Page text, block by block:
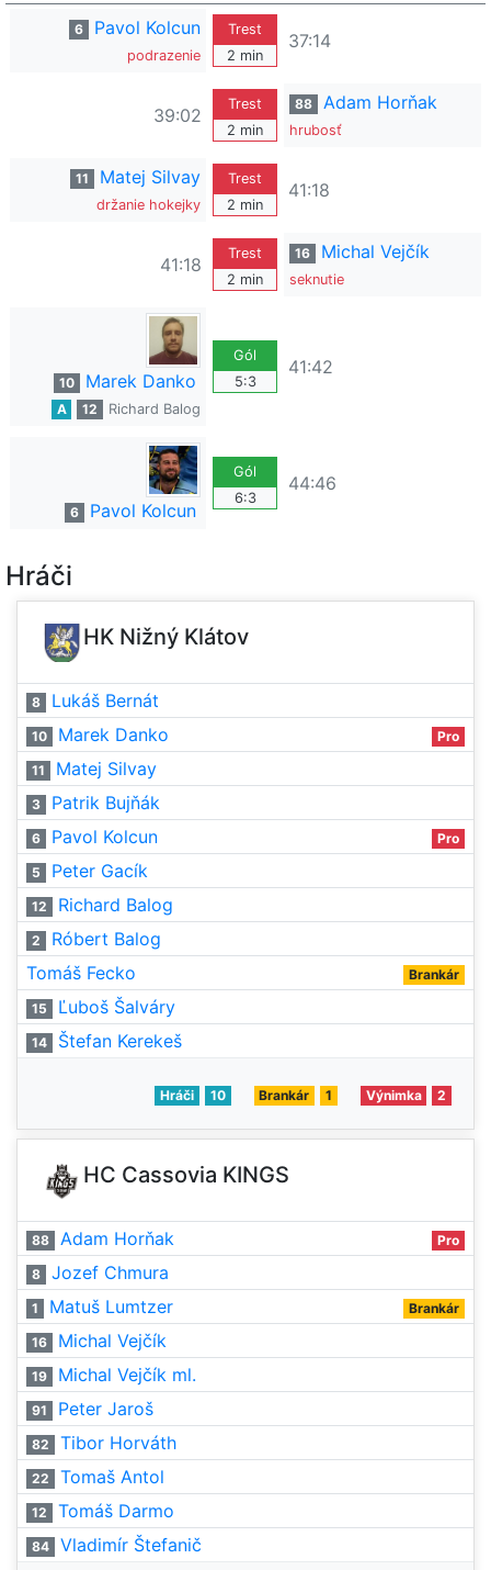
6 Pavol Kolcun
podrazenie
Trest
2 min
37:14
39:02
Trest
2 min
88 Adam Horňak
hrubosť
11 Matej Silvay
držanie hokejky
Trest
2 min
41:18
41:18
Trest
2 min
16 Michal Vejčík
seknutie
10 Marek Danko
A 12 Richard Balog
Gól
5:3
41:42
6 Pavol Kolcun
Gól
6:3
44:46
Hráči
HK Nižný Klátov
8 Lukáš Bernát
10 Marek Danko Pro
11 Matej Silvay
3 Patrik Bujňák
6 Pavol Kolcun Pro
5 Peter Gacík
12 Richard Balog
2
Róbert Balog
Tomáš Fecko
Brankár
15 Ľuboš Šalváry
14 Štefan Kerekeš
Hráči 10 Brankár 1 Výnimka 2
HC Cassovia KINGS
88 Adam Horňak Pro
8 Jozef Chmura
1 Matuš Lumtzer Brankár
16 Michal Vejčík
19 Michal Vejčík ml.
91 Peter Jaroš
82 Tibor Horváth
22 Tomaš Antol
12 Tomáš Darmo
84 Vladimír Štefanič